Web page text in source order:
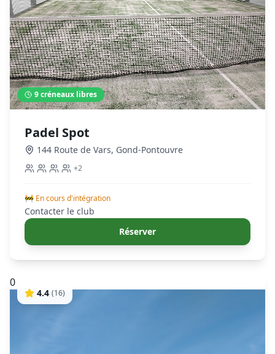
9créneaux libres
Padel Spot
144 Route de Vars, Gond-Pontouvre
+2
🚧 En cours d'intégration
Contacter le club
Réserver
0
4.4 (16)